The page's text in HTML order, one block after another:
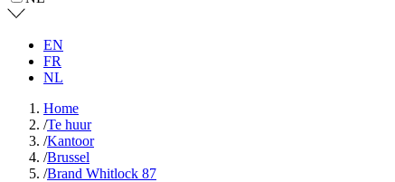
EN
FR
NL
Home
/Te huur
/Kantoor
/Brussel
/Brand Whitlock 87